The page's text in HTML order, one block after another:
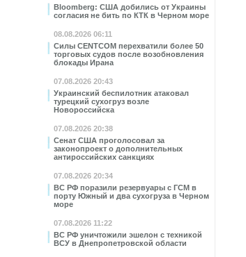
Bloomberg: США добились от Украины
согласия не бить по КТК в Черном море
08.08.2026 06:11
Силы CENTCOM перехватили более 50
торговых судов после возобновления
блокады Ирана
07.08.2026 20:43
Украинский беспилотник атаковал
турецкий сухогруз возле
Новороссийска
07.08.2026 20:38
Сенат США проголосовал за
законопроект о дополнительных
антироссийских санкциях
07.08.2026 20:34
ВС РФ поразили резервуары с ГСМ в
порту Южный и два сухогруза в Черном
море
07.08.2026 11:22
ВС РФ уничтожили эшелон с техникой
ВСУ в Днепропетровской области